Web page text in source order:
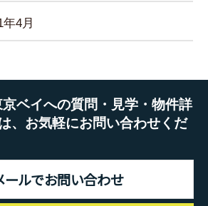
4月
ベイへの質問・見学・物件詳
、お気軽にお問い合わせくだ
ールでお問い合わせ